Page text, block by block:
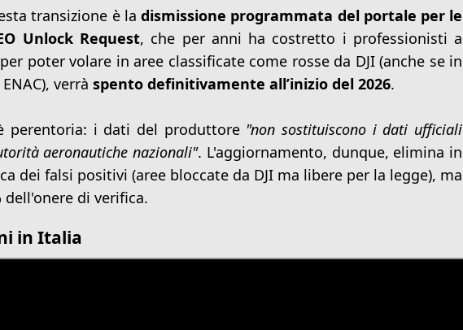
transizione è ladismissione programmata del portale per le
Unlock Request, che per anni ha costretto i professionisti a
poter volare in aree classificate come rosse da DJI (anche se in
verrà spento definitivamente all’inizio del 2026.
perentoria: i dati del produttore "non sostituiscono i dati ufficiali
aeronautiche nazionali". L'aggiornamento, dunque, elimina in
dei falsi positivi (aree bloccate da DJI ma libere per la legge), ma
di verifica.
in Italia